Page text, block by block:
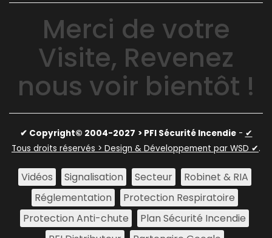
Merci de votre
Visite, Revenez
nous voir bientôt !
✔ Copyright© 2004-2027 > PFI Sécurité Incendie- ✔
Tous droits réservés > Design & Développement par WSD ✔.
Vidéos Signalisation Secteur
Robinet & RIA
Réglementation
Protection Respiratoire
Protection Anti-chute
Plan Sécurité Incendie